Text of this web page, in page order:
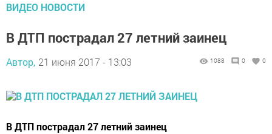
ВИДЕО НОВОСТИ
В ДТП пострадал 27 летний заинец
Автор, 21 июня 2017 - 13:03 1088 0 0
В ДТП пострадал 27 летний заинец